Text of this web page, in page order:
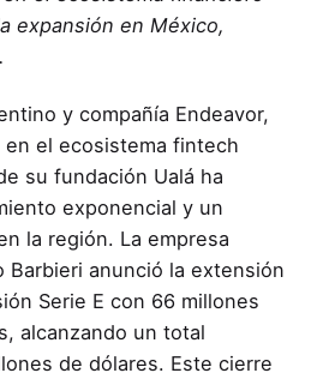
expansión en México,
y compañía Endeavor,
el ecosistema fintech
su fundación Ualá ha
exponencial y un
la región. La empresa
Barbieri anunció la extensión
Serie E con 66 millones
alcanzando un total
de dólares. Este cierre